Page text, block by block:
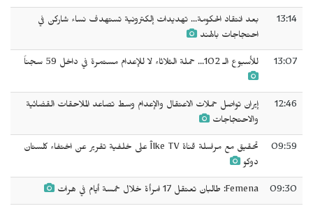
13:14
بعد انتقاد الحكومة... تهديدات إلكترونية تستهدف نساء شاركن في
احتجاجات بالهند
13:07 للأسبوع الـ 102... حملة الثلاثاء لا للإعدام مستمرة في داخل 59 سجناً
12:46
إيران تواصل حملات الاعتقال والإعدام وسط تصاعد الملاحقات القضائية
والاحتجاجات
09:59
تحقيق مع مراسلة قناة Îlke TV على خلفية تقرير عن اختفاء كلستان
دوكو
09:30 Femena: طالبان تعتقل 17 امرأة خلال خمسة أيام في هرات